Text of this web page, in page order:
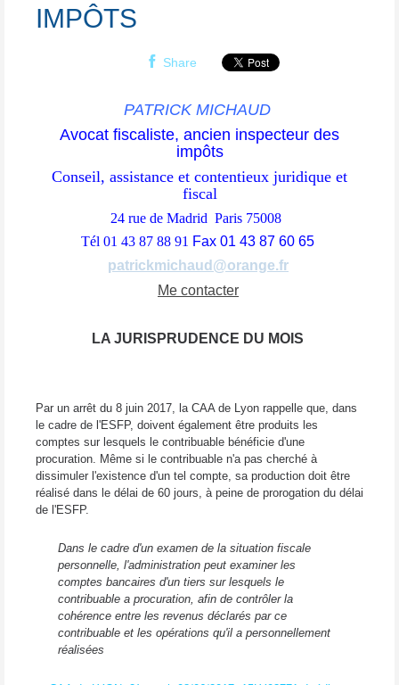
IMPÔTS
Share
PATRICK MICHAUD
Avocat fiscaliste, ancien inspecteur des
impôts
Conseil, assistance et contentieux juridique et
fiscal
24 rue de Madrid Paris 75008
Tél 01 43 87 88 91 Fax 01 43 87 60 65
patrickmichaud@orange.fr
Me contacter
LA JURISPRUDENCE DU MOIS
Par un arrêt du 8 juin 2017, la CAA de Lyon rappelle que, dans
le cadre de l'ESFP, doivent également être produits les
comptes sur lesquels le contribuable bénéficie d'une
procuration. Même si le contribuable n'a pas cherché à
dissimuler l'existence d'un tel compte, sa production doit être
réalisé dans le délai de 60 jours, à peine de prorogation du délai
de l'ESFP.
Dans le cadre d'un examen de la situation fiscale
personnelle, l'administration peut examiner les
comptes bancaires d'un tiers sur lesquels le
contribuable a procuration, afin de contrôler la
cohérence entre les revenus déclarés par ce
contribuable et les opérations qu'il a personnellement
réalisées